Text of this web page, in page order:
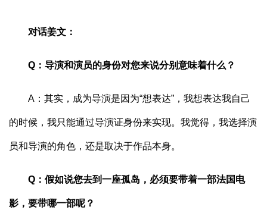
对话姜文：
Q：导演和演员的身份对您来说分别意味着什么？
A：其实，成为导演是因为“想表达”，我想表达我自己
的时候，我只能通过导演证身份来实现。我觉得，我选择演
员和导演的角色，还是取决于作品本身。
Q：假如说您去到一座孤岛，必须要带着一部法国电
影，要带哪一部呢？